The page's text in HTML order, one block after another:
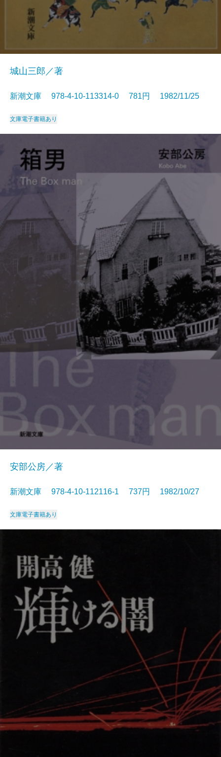
城山三郎／著
新潮文庫 978-4-10-113314-0 781円 1982/11/25
文庫電子書籍あり
安部公房／著
新潮文庫 978-4-10-112116-1 737円 1982/10/27
文庫電子書籍あり